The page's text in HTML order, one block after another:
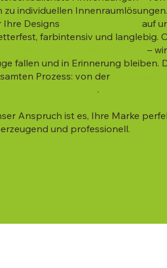
zu individuellen
Ihre Designs
auf
farbintensiv und langlebig.
–
fallen und in Erinnerung bleiben.
Prozess: von der
.
Anspruch ist es, Ihre Marke
und professionell.